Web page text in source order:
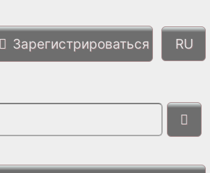
Зарегистрироваться